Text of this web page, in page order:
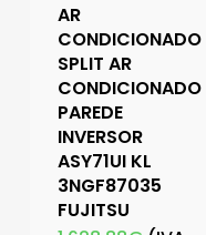
AR
CONDICIONADO
SPLIT AR
CONDICIONADO
PAREDE
INVERSOR
ASY71UI KL
3NGF87035
FUJITSU